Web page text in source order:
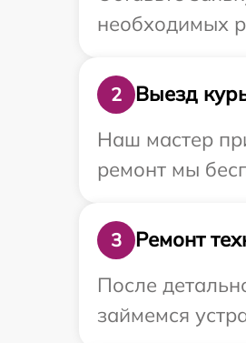
необходимых
2
Выезд
Наш мастер
ремонт мы
3
Ремонт
После
займемся